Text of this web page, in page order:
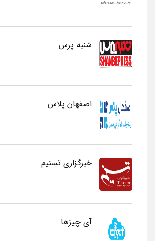
شنبه پرس
اصفهان پلاس
خبرگزاری تسنیم
آی چیزها